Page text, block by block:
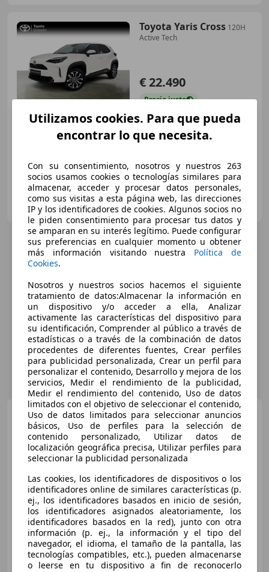
Toyota Yaris Cross 120H
Active Tech
€ 22.490
Preciojusto
05/2022 63.572 km
Electro/Gasolina
85 kW (116 CV)
TOYOTA KURUMA OCASIÓN Y SEMINUEVOS PLUS
ES-28034 MADRID
Toyota Yaris Cross 120H
Active Tech
Buenprecio
08/2022 40.162 km
Electro/Gasolina
85 kW (116 CV)
Faros antiniebla, Garantia, Airbags laterales, ABS
Utilizamos cookies. Para que pueda
encontrar lo que necesita.
Con su consentimiento, nosotros y nuestros 263
socios usamos cookies o tecnologías similares para
almacenar, acceder y procesar datos personales,
como sus visitas a esta página web, las direcciones
IP y los identificadores de cookies. Algunos socios no
le piden consentimiento para procesar tus datos y
se amparan en su interés legítimo. Puede configurar
sus preferencias en cualquier momento u obtener
más información visitando nuestra Política de
Cookies.
Nosotros y nuestros socios hacemos el siguiente
tratamiento de datos:Almacenar la información en
un dispositivo y/o acceder a ella, Analizar
activamente las características del dispositivo para
su identificación, Comprender al público a través de
estadísticas o a través de la combinación de datos
procedentes de diferentes fuentes, Crear perfiles
para publicidad personalizada, Crear un perfil para
personalizar el contenido, Desarrollo y mejora de los
servicios, Medir el rendimiento de la publicidad,
Medir el rendimiento del contenido, Uso de datos
limitados con el objetivo de seleccionar el contenido,
Uso de datos limitados para seleccionar anuncios
básicos, Uso de perfiles para la selección de
contenido personalizado, Utilizar datos de
localización geográfica precisa, Utilizar perfiles para
seleccionar la publicidad personalizada
Las cookies, los identificadores de dispositivos o los
identificadores online de similares características (p.
ej., los identificadores basados en inicio de sesión,
los identificadores asignados aleatoriamente, los
identificadores basados en la red), junto con otra
información (p. ej., la información y el tipo del
navegador, el idioma, el tamaño de la pantalla, las
tecnologías compatibles, etc.), pueden almacenarse
o leerse en tu dispositivo a fin de reconocerlo